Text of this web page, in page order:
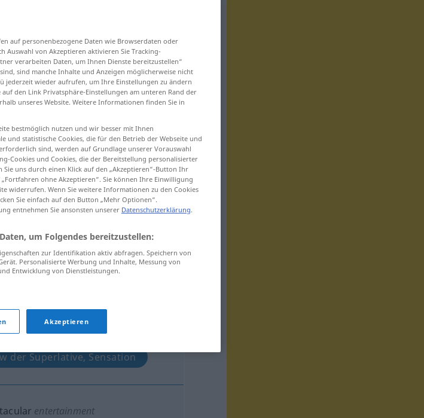
Schau…, schauspielartig
sensational
relating to show
der Superlative, Sensation
entertainment
auf personenbezogene Daten wie Browserdaten oder
Auswahl von Akzeptieren aktivieren Sie Tracking-
verarbeiten Daten, um Ihnen Dienste bereitzustellen“
sind manche Inhalte und Anzeigen möglicherweise nicht
jederzeit wieder aufrufen, um Ihre Einstellungen zu ändern
den Link Privatsphäre-Einstellungen am unteren Rand der
unseres Website. Weitere Informationen finden Sie in
bestmöglich nutzen und wir besser mit Ihnen
und statistische Cookies, die für den Betrieb der Webseite und
sind, werden auf Grundlage unserer Vorauswahl
Cookies und Cookies, die der Bereitstellung personalisierter
uns durch einen Klick auf den „Akzeptieren“-Button Ihr
ohne Akzeptieren“. Sie können Ihre Einwilligung
widerrufen. Wenn Sie weitere Informationen zu den Cookies
Sie einfach auf den Button „Mehr Optionen“.
entnehmen Sie ansonsten unserer Datenschutzerklärung.
um Folgendes bereitzustellen:
zur Identifikation aktiv abfragen. Speichern von
Personalisierte Werbung und Inhalte, Messung von
Entwicklung von Dienstleistungen.
Akzeptieren